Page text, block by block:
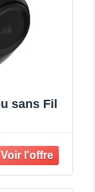
sans Fil